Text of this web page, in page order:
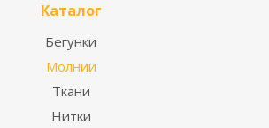
Каталог
Бегунки
Молнии
Ткани
Нитки